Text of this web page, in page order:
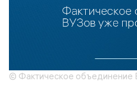
© Фактическое